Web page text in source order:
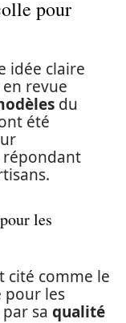
pour
idée claire
revue
du
été
répondant
les
cité comme le
pour les
sa qualité